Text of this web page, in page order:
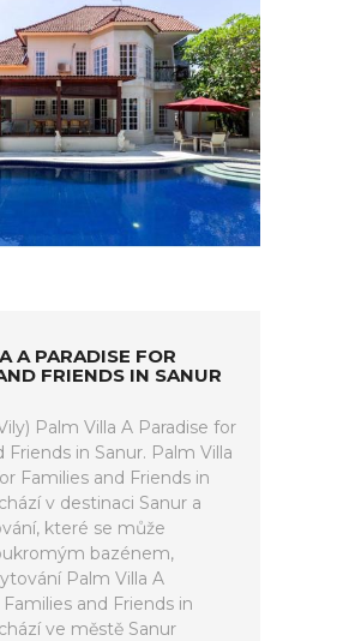
A PARADISE FOR
FRIENDS IN SANUR
Palm Villa A Paradise for
Friends in Sanur. Palm Villa
Families and Friends in
v destinaci Sanur a
které se může
bazénem,
Palm Villa A
and Friends in
ve městě Sanur